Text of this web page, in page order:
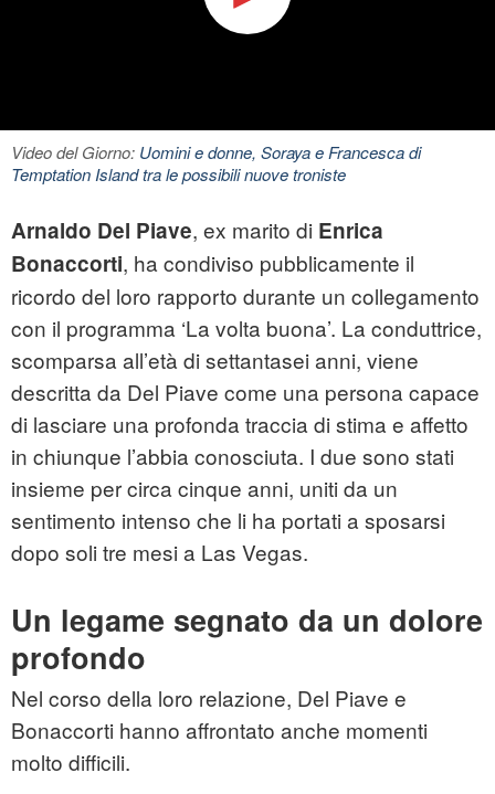
Video del Giorno: Uomini e donne, Soraya e Francesca di
Temptation Island tra le possibili nuove troniste
Arnaldo Del Piave, ex marito di Enrica
Bonaccorti, ha condiviso pubblicamente il
ricordo del loro rapporto durante un collegamento
con il programma ‘La volta buona’. La conduttrice,
scomparsa all’età di settantasei anni, viene
descritta da Del Piave come una persona capace
di lasciare una profonda traccia di stima e affetto
in chiunque l’abbia conosciuta. I due sono stati
insieme per circa cinque anni, uniti da un
sentimento intenso che li ha portati a sposarsi
dopo soli tre mesi a Las Vegas.
Un legame segnato da un dolore
profondo
Nel corso della loro relazione, Del Piave e
Bonaccorti hanno affrontato anche momenti
molto difficili.